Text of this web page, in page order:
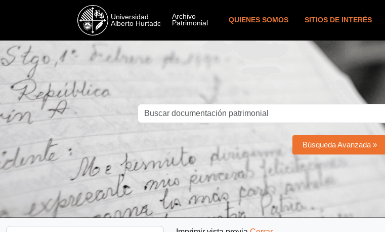
QUIENES SOMOS SITIOS DE INTERÉS
Búsqueda Avanzada »